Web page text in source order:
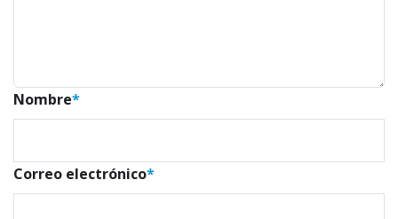
Nombre*
Correo electrónico*